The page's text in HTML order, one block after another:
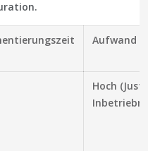
Aufwand
Hoch